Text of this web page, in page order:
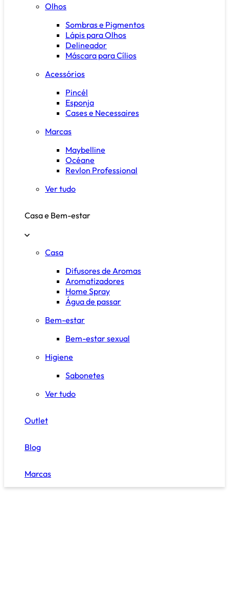
Olhos
Sombras e Pigmentos
Lápis para Olhos
Delineador
Máscara para Cílios
Acessórios
Pincél
Esponja
Cases e Necessaires
Marcas
Maybelline
Océane
Revlon Professional
Ver tudo
Casa e Bem-estar
Casa
Difusores de Aromas
Aromatizadores
Home Spray
Água de passar
Bem-estar
Bem-estar sexual
Higiene
Sabonetes
Ver tudo
Outlet
Blog
Marcas